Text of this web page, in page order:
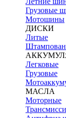
Грузовые
Мотошины
ДИСКИ
Литые
Легковые
Грузовые
МАСЛА
Моторные